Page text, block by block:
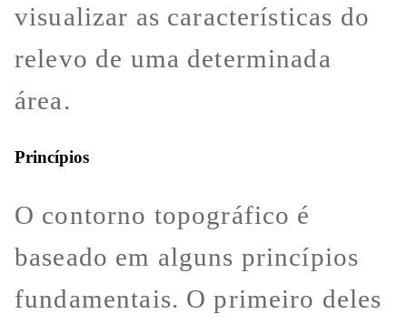
visualizar as características do
relevo de uma determinada
área.
Princípios
O contorno topográfico é
baseado em alguns princípios
fundamentais. O primeiro deles